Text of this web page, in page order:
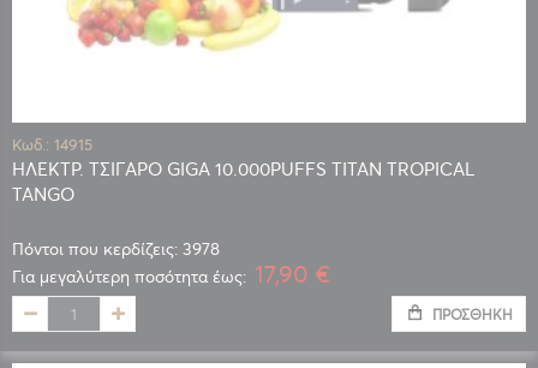
Κωδ.: 14915
ΗΛΕΚΤΡ. ΤΣΙΓΑΡΟ GIGA 10.000PUFFS TITAN TROPICAL
TANGO
Πόντοι που κερδίζεις: 3978
Για μεγαλύτερη ποσότητα έως: 17,90 €
ΠΡΟΣΘΉΚΗ